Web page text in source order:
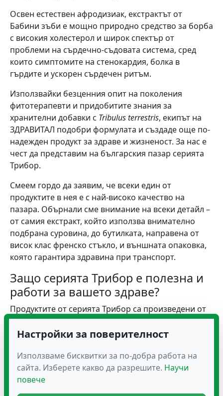
Освен естествен афродизиак, екстрактът от
Бабини зъби е мощно природно средство за борба
с високия холестерол и широк спектър от
проблеми на сърдечно-съдовата система, сред
които симптомите на стенокардия, болка в
гърдите и ускорен сърдечен ритъм.
Използвайки безценния опит на поколения
фитотерапевти и придобитите знания за
хранителни добавки с Tribulus terrestris, екипът на
ЗДРАВИТАЛ подобри формулата и създаде още по-
надежден продукт за здраве и жизненост. За нас е
чест да представим на българския пазар серията
Трибор.
Смеем гордо да заявим, че всеки един от
продуктите в нея е с най-високо качество на
пазара. Обърнали сме внимание на всеки детайл –
от самия екстракт, който използва внимателно
подбрана суровина, до бутилката, направена от
висок клас френско стъкло, и външната опаковка,
която гарантира здравина при транспорт.
Защо серията Трибор е полезна и
работи за вашето здраве?
Продуктите от серията Трибор са произведени от
висококачествен суров материал, чрез надеждни
технологии и ефективни формули, които доказано
подобрим здравето на клиентите ни и да
вдъхновяваме хората да живеят по-щастлив и по-
здрав живот.
Настройки за поверителност
Използваме бисквитки за по-добра работа на
сайта. Изберете какво да разрешите. Научи
повече